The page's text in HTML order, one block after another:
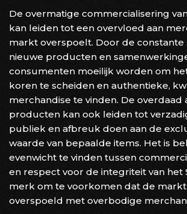
De overmatige commercialisering
kan leiden tot een overvloed aan
markt overspoelt. Door de constante
nieuwe producten en
consumenten moeilijk worden om
koren te scheiden en authentieke,
merchandise te vinden. De overdaad
producten kan ook leiden tot
publiek en afbreuk doen aan de
waarde van bepaalde items. Het is
evenwicht te vinden tussen
en respect voor de integriteit van het
merk om te voorkomen dat de
overspoeld met overbodige